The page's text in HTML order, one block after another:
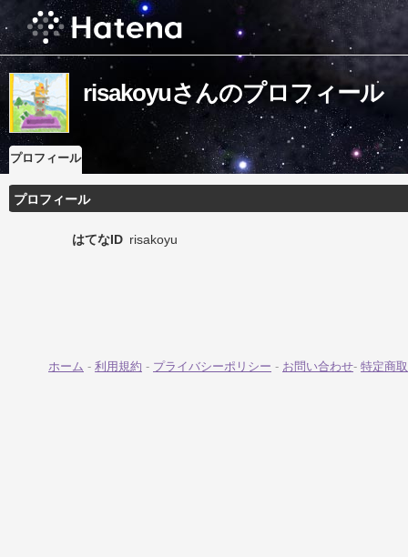
risakoyuさんのプロフィール
プロフィール
プロフィール
はてなID risakoyu
ホーム - 利用規約 - プライバシーポリシー - お問い合わせ- 特定商